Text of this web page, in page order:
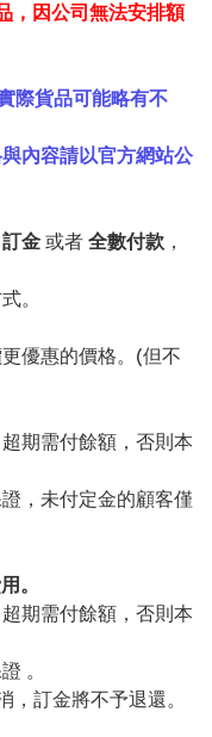
，因公司無法安排額
際貨品可能略有不
內容請以官方網站公
金 或者 全數付款 ，
。
優惠的價格。(但不
期需付餘額，否則本
，未付定金的顧客僅
。
期需付餘額，否則本
。
訂金將不予退還。